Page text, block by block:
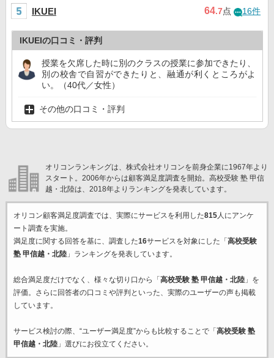
IKUEI 64.7点 16件
IKUEIの口コミ・評判
授業を欠席した時に別のクラスの授業に参加できたり、
別の校舎で自習ができたりと、融通が利くところがよ
い。（40代／女性）
その他の口コミ・評判
オリコンランキングは、株式会社オリコンを前身企業に1967年より
スタート。2006年からは顧客満足度調査を開始。高校受験 塾 甲信
越・北陸は、2018年よりランキングを発表しています。
オリコン顧客満足度調査では、実際にサービスを利用した815人にアンケ
ート調査を実施。
満足度に関する回答を基に、調査した16サービスを対象にした「 高校受験
塾 甲信越・北陸」ランキングを発表しています。
総合満足度だけでなく、様々な切り口から「 高校受験 塾 甲信越・北陸」を
評価。さらに回答者の口コミや評判といった、実際のユーザーの声も掲載
しています。
サービス検討の際、“ユーザー満足度”からも比較することで「 高校受験 塾
甲信越・北陸」選びにお役立てください。